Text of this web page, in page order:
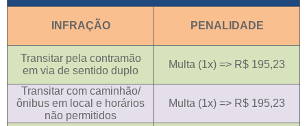
INFRAÇÃO PENALIDADE
Transitar pela contramão
em via de sentido duplo
Multa (1x) => R$ 195,23
Transitar com caminhão/
ônibus em local e horários
não permitidos
Multa (1x) => R$ 195,23